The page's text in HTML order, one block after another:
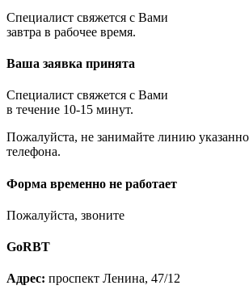
Королёв
Котельники
Красногорск
Краснознаменск
Кубинка
Ликино-Дулёво
Лобня
Луховицы
Люберцы
Малаховка
Можайск
Москва и МО
Наро-Фоминск
Специалист свяжется с Вами
завтра в рабочее время.
Ваша заявка принята
Специалист свяжется с Вами
в течение 10-15 минут.
Пожалуйста, не занимайте линию
телефона.
Форма временно не работает
Пожалуйста, звоните
GoRBT
Адрес: проспект Ленина, 47/12